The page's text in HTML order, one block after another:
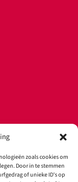
zoals cookies om
Door in te stemmen
of unieke ID's op